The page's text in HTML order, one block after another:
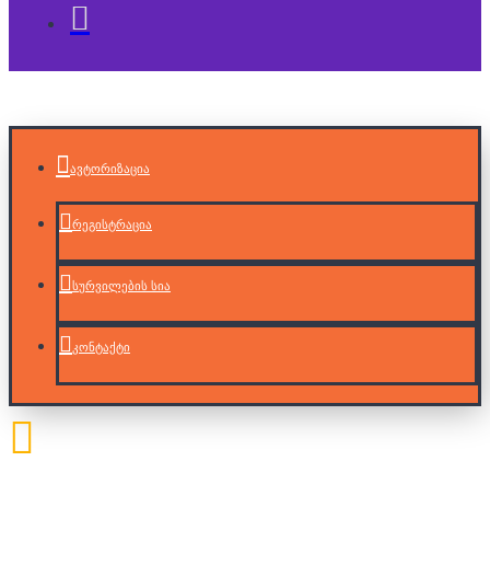
ავტორიზაცია
რეგისტრაცია
სურვილების სია
კონტაქტი